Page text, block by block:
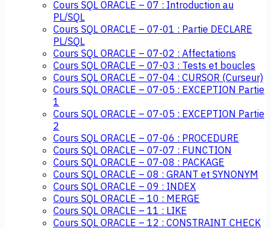
Cours SQL ORACLE – 07 : Introduction au
PL/SQL
Cours SQL ORACLE – 07-01 : Partie DECLARE
PL/SQL
Cours SQL ORACLE – 07-02 : Affectations
Cours SQL ORACLE – 07-03 : Tests et boucles
Cours SQL ORACLE – 07-04 : CURSOR (Curseur)
Cours SQL ORACLE – 07-05 : EXCEPTION Partie
1
Cours SQL ORACLE – 07-05 : EXCEPTION Partie
2
Cours SQL ORACLE – 07-06 : PROCEDURE
Cours SQL ORACLE – 07-07 : FUNCTION
Cours SQL ORACLE – 07-08 : PACKAGE
Cours SQL ORACLE – 08 : GRANT et SYNONYM
Cours SQL ORACLE – 09 : INDEX
Cours SQL ORACLE – 10 : MERGE
Cours SQL ORACLE – 11 : LIKE
Cours SQL ORACLE – 12 : CONSTRAINT CHECK